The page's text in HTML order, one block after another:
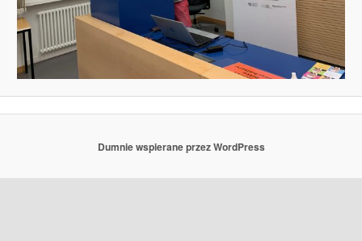
Dumnie wspierane przez WordPress